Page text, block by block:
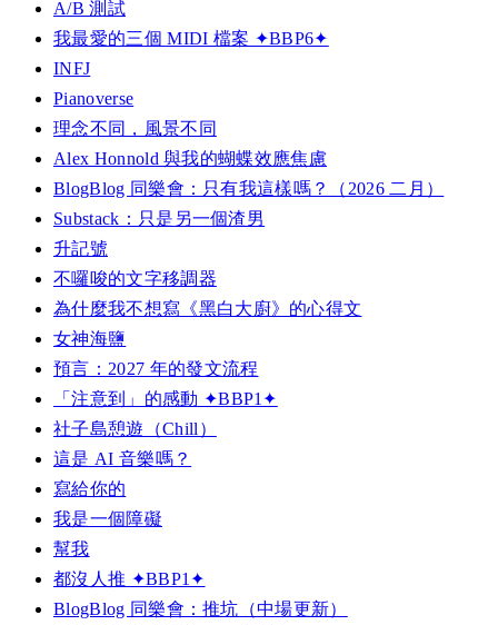
A/B 測試
我最愛的三個 MIDI 檔案 ✦BBP6✦
INFJ
Pianoverse
理念不同，風景不同
Alex Honnold 與我的蝴蝶效應焦慮
BlogBlog 同樂會：只有我這樣嗎？（2026 二月）
Substack：只是另一個渣男
升記號
不囉唆的文字移調器
為什麼我不想寫《黑白大廚》的心得文
女神海鹽
預言：2027 年的發文流程
「注意到」的感動 ✦BBP1✦
社子島憩遊（Chill）
這是 AI 音樂嗎？
寫給你的
我是一個障礙
幫我
都沒人推 ✦BBP1✦
BlogBlog 同樂會：推坑（中場更新）